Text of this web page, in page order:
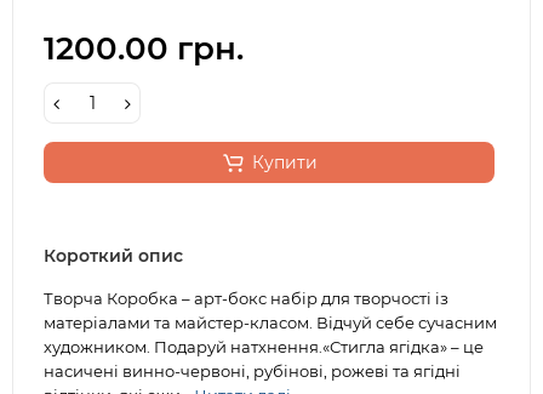
1200.00 грн.
Купити
Короткий опис
Творча Коробка – арт-бокс набір для творчості із
матеріалами та майстер-класом. Відчуй себе сучасним
художником. Подаруй натхнення.«Стигла ягідка» – це
насичені винно-червоні, рубінові, рожеві та ягідні